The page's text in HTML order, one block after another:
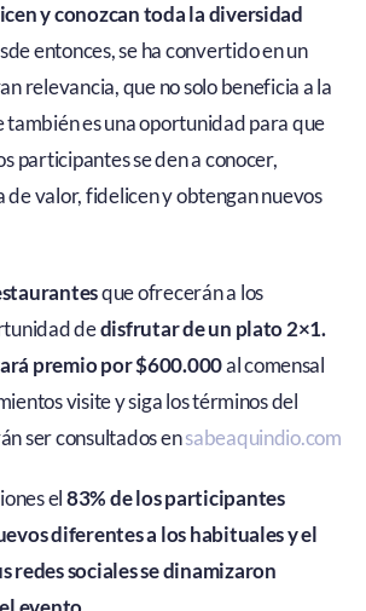
y conozcan toda la diversidad
entonces, se ha convertido en un
relevancia, que no solo beneficia a la
también es una oportunidad para que
participantes se den a conocer,
de valor, fidelicen y obtengan nuevos
que ofrecerán a los
dedisfrutar de un plato 2×1.
premio por $600.000al comensal
visite y siga los términos del
ser consultados ensabeaquindio.com
el83% de los participantes
diferentes a los habituales y el
redes sociales se dinamizaron